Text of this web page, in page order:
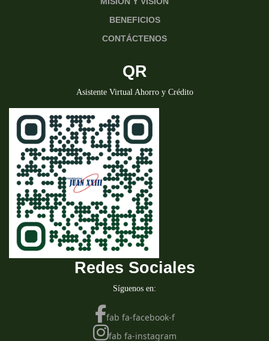
BENEFICIOS
CONTÁCTENOS
QR
Asistente Virtual Ahorro y Crédito
Redes Sociales
Síguenos en:
fab fa-facebook-f
fab fa-instagram